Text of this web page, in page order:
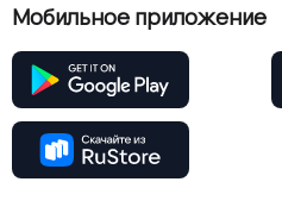
Мобильное приложение